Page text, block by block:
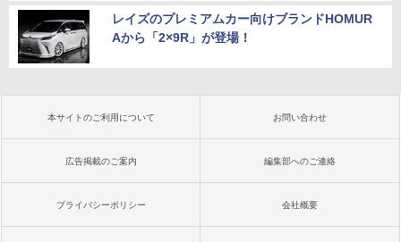
レイズのプレミアムカー向けブランドHOMUR
Aから「2×9R」が登場！
本サイトのご利用について お問い合わせ
広告掲載のご案内 編集部へのご連絡
プライバシーポリシー 会社概要